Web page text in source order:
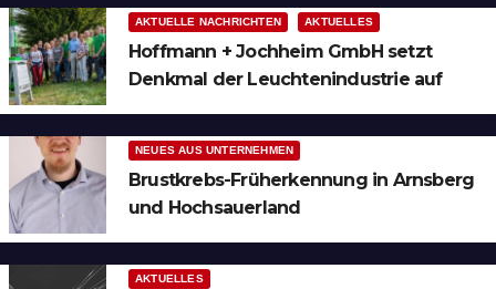
AKTUELLE NACHRICHTEN AKTUELLES
Hoffmann + Jochheim GmbH setzt
Denkmal der Leuchtenindustrie auf
NEUES AUS UNTERNEHMEN
Brustkrebs-Früherkennung in Arnsberg
und Hochsauerland
AKTUELLES